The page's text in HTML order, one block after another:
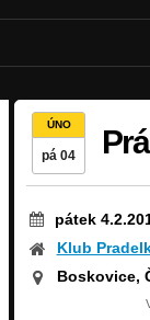
ÚNO
pá 04
pátek
Klub
Boskovice,